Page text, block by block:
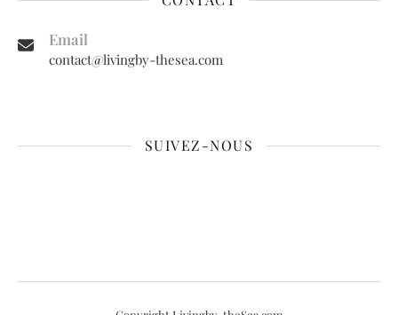
Email
contact@livingby-thesea.com
SUIVEZ-NOUS